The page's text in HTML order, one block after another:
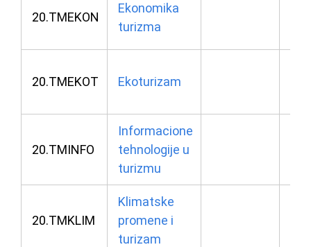
20.TMEKON
Ekonomika
turizma
20.TMEKOT Ekoturizam
20.TMINFO
Informacione
tehnologije u
turizmu
20.TMKLIM
Klimatske
promene i
turizam